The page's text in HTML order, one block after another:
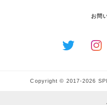
お問
Copyright © 2017-2026